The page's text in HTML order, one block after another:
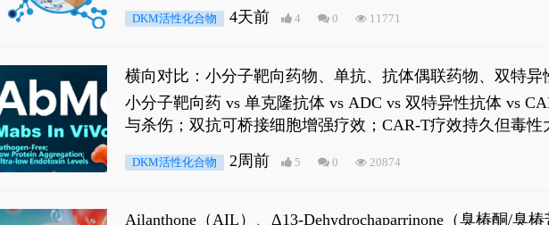
DKM活性化合物 4天前 4 0 11771
横向对比：小分子靶向药物、单抗、抗体偶联药物、双特
小分子靶向药 vs 单克隆抗体 vs ADC vs 双特异性抗体 vs
与杀伤；双抗可桥接细胞增强疗效；CAR-T疗效持久但毒性
DKM活性化合物 2周前 5 0 20874
Ailanthone（AIL）、Δ13-Dehydrochaparrinone（臭椿酮/臭